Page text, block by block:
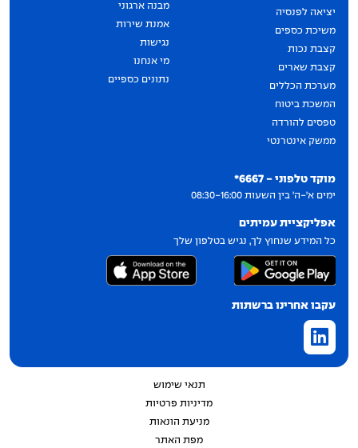
מוקד טלפוני - 6667*
ימים א'-ה' בין השעות 08:30-16:00
אפליקציית עמיתים
כל המידע שנחוץ לך, נגיש בטלפון שלך
עקבו אחרינו ברשתות
יציאה לפנסיה
משיכת כספים
קצבת נכות
קצבת שארים
מערכת הכללים
המשכת ביטוח
טפסים להורדה
ממשק אינטרנטי
מבנה ארגוני
אמנת שירות
נגישות
מי אנחנו
נתונים כספיים
תנאי שימוש
מדיניות פרטיות
מניעת הונאות
מפת האתר